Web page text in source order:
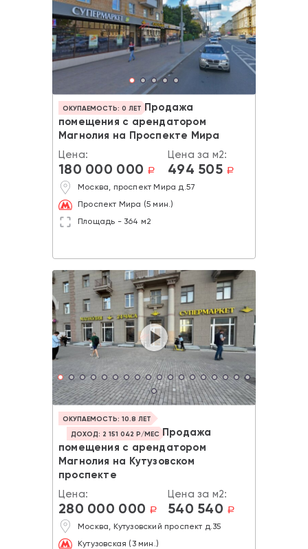
ОКУПАЕМОСТЬ: 0 ЛЕТ Продажа
помещения с арендатором
Магнолия на Проспекте Мира
Цена:
180 000 000 a
Цена за м2:
494 505 a
Москва, проспект Мира д.57
Проспект Мира (5 мин.)
Площадь - 364 м2
ОКУПАЕМОСТЬ: 10.8 ЛЕТ
ДОХОД: 2 151 042 Р/МЕС Продажа
помещения с арендатором
Магнолия на Кутузовском
проспекте
Цена:
280 000 000 a
Цена за м2:
540 540 a
Москва, Кутузовский проспект д.35
Кутузовская (3 мин.)